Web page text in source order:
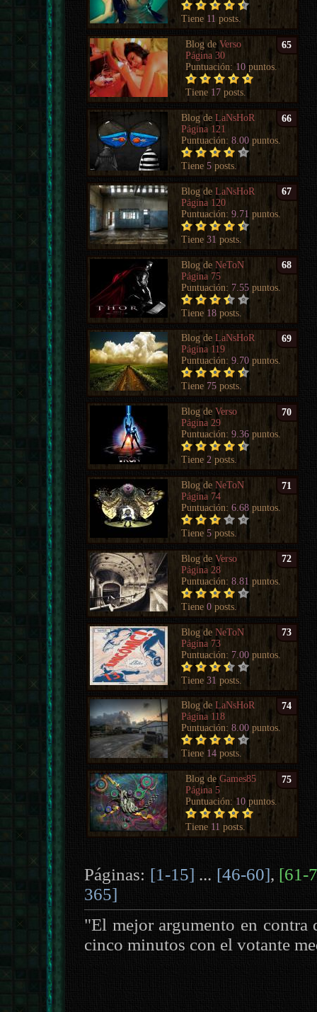
Tiene 11 posts.
65
Blog deVerso
Página 30
Puntuación: 10 puntos.
Tiene 17 posts.
66
Blog deLaNsHoR
Página 121
Puntuación:8.00 puntos.
Tiene5 posts.
67
Blog deLaNsHoR
Página 120
Puntuación:9.71 puntos.
Tiene31 posts.
68
Blog deNeToN
Página 75
Puntuación: 7.55 puntos.
Tiene 18 posts.
69
Blog deLaNsHoR
Página 119
Puntuación:9.70 puntos.
Tiene 75 posts.
70
Blog deVerso
Página 29
Puntuación:9.36 puntos.
Tiene2 posts.
71
Blog deNeToN
Página 74
Puntuación:6.68 puntos.
Tiene5 posts.
72
Blog deVerso
Página 28
Puntuación:8.81 puntos.
Tiene0 posts.
73
Blog deNeToN
Página 73
Puntuación: 7.00 puntos.
Tiene31 posts.
74
Blog deLaNsHoR
Página 118
Puntuación:8.00 puntos.
Tiene 14 posts.
75
Blog deGames85
Página 5
Puntuación: 10 puntos.
Tiene 11 posts.
Páginas: [1-15] ... [46-60], [61-
365]
"El mejor argumento en contra
cinco minutos con el votante